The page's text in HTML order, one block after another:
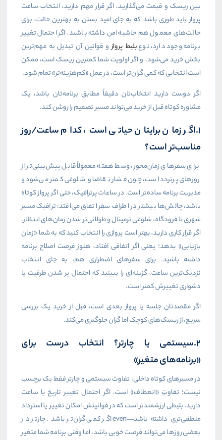
بین ریسک و قیمت می‌گذارید. اگر قرار مهم دارید، انتخاب ساعت
پرواز باید طوری باشد که به جای امید بستن به بهترین حالت، برای
حالت‌های معمول هم حاشیه امن داشته باشید. اگر احتمال تغییر
برنامه وجود دارد، نوعبلیط پروازو قوانین آن تبدیل به مهم‌ترین
بخش خرید می‌شود. و اگر اولویت شما کمترین ریسک است، ممکن
است انتخابی که کمی گران‌تر است، در عمل «کم‌هزینه‌تر» تمام شود.
اگر دوست دارید انتخاب‌تان دقیقاً مطابق برنامه‌تان باشد، یک
مشاوره کوتاه قبل از خرید می‌تواند مسیر تصمیم را روشن کند.
1.اگر زمان برایتان حیاتی است، کدام ساعت/روز
مناسب‌تر است؟
برای سفرهای زمان‌محور، وسط هفته معمولاً قابل پیش‌بینی‌تر از
روزهای پرتردد است، چون فشار تقاضا و شلوغی کمتر می‌شود و
مدیریت برنامه ساده‌تر است. در ساعات پرترافیک، حتی اگر پرواز کوتاه
باشد، چالش‌ها بیشتر در اطراف سفر اتفاق می‌افتد: ترافیک مسیر
شهری تا فرودگاه، شلوغی ترمینال و طولانی‌تر شدن زمان‌های انتظار.
اگر قرار کاری دارید، بهتر است پروازی را انتخاب کنید که به شما «زمان
بازیابی» بدهد؛ یعنی اگر اتفاقی افتاد، هنوز فرصت اصلاح برنامه
داشته باشید. برای سفرهای اضطراری هم، به جای انتخاب
نزدیک‌ترین ساعت، گزینه‌ای را ببینید که احتمال پر شدن ظرفیت یا
دشواری تغییرش کمتر است.
اگر مقصدتان جلسه یا پرواز بعدی است، قبل از خرید یک بررسی
سریع، از ریسک‌های کوچک اما گران جلوگیری می‌کند.
2.سیستمی یا چارتر؟ انتخاب درست برای
«برنامه‌های متغیر»
در مسیرهای کوتاه داخلی، تفاوت سیستمی و چارتر فقط یک برچسب
نیست؛ تفاوتِ «انعطاف» است. اگر احتمال تغییر تاریخ یا ساعت
دارید، بلیطی ارزشمندتر است که در قوانینش امکان تغییر یا استرداد
منطقی‌تری داشته باشد—evenاگر کمی گران‌تر باشد. چارتر در
بعضی روزها می‌تواند فرصت خوبی باشد، اما وقتی برنامه شما متغیر